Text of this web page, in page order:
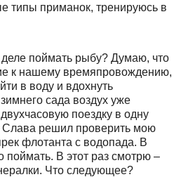
типы приманок, тренируюсь в
поймать рыбу? Думаю, что
к нашему времяпровождению,
в воду и вдохнуть
сада воздух уже
поездку в одну
Слава решил проверить мою
флотанта с водопада. В
поймать. В этот раз смотрю –
Что следующее?